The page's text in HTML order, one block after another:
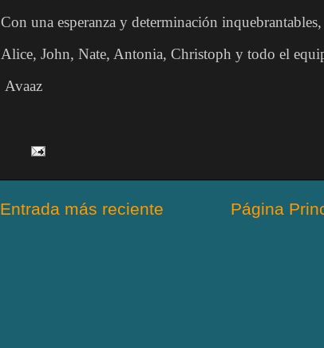
Con una esperanza y determinación inquebrantables,
Alice, John, Nate, Antonia, Christoph y todo el
Avaaz
Entrada más reciente Página